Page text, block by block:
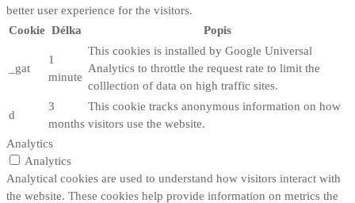
better user experience for the visitors.
Cookie Délka Popis
_gat
1
minute
This cookies is installed by Google Universal
Analytics to throttle the request rate to limit the
colllection of data on high traffic sites.
d
3
months
This cookie tracks anonymous information on how
visitors use the website.
Analytics
Analytics
Analytical cookies are used to understand how visitors interact with
the website. These cookies help provide information on metrics the